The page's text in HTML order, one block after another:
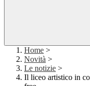
Home >
Novità >
Le notizie >
Il liceo artistico in